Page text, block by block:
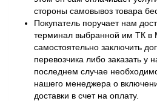
стороны самовывоз товара
Покупатель поручает нам
терминал выбранной им ТК в
самостоятельно заключить
перевозчика либо заказать у
последнем случае
нашего менеджера о
доставки в счет на оплату.